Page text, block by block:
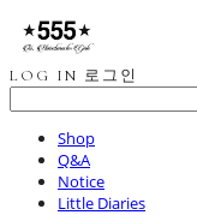
LOG IN 로그인
Shop
Q&A
Notice
Little Diaries